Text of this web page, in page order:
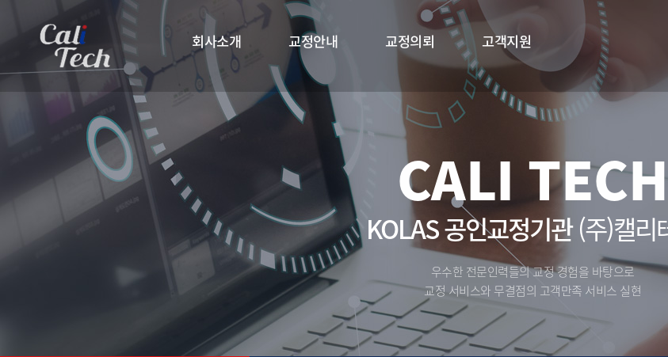
회사소개 교정안내 교정의뢰 고객지원
회사소개
인사말
인정서
공평성 선언문
찾아오시는 길
교정안내
교정인정항목
교정절차
교정의뢰
교정의뢰
고객지원
공지사항
CALI TECH
KOLAS 공인교정기관(주)캘리
우수한 전문인력들의 교정 경험을 바탕으로
교정 서비스와 무결점의 고객만족 서비스 실현